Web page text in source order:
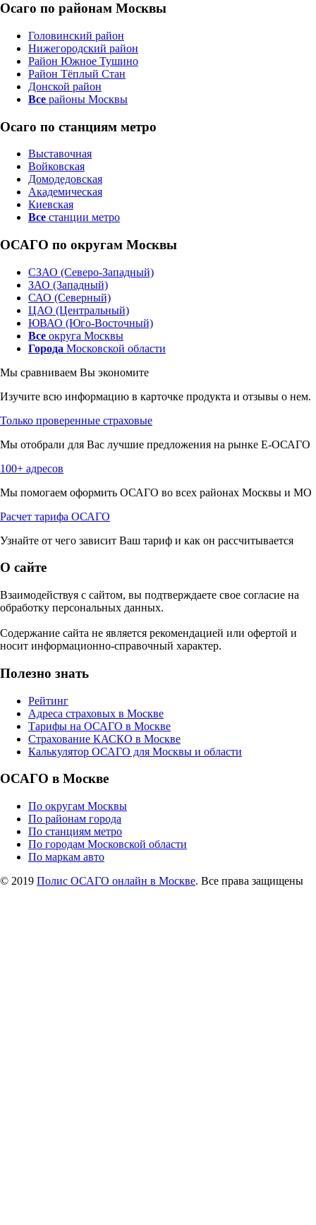
Осаго по районам Москвы
Головинский район
Нижегородский район
Район Южное Тушино
Район Тёплый Стан
Донской район
Все районы Москвы
Осаго по станциям метро
Выставочная
Войковская
Домодедовская
Академическая
Киевская
Все станции метро
ОСАГО по округам Москвы
СЗАО (Северо-Западный)
ЗАО (Западный)
САО (Северный)
ЦАО (Центральный)
ЮВАО (Юго-Восточный)
Все округа Москвы
Города Московской области
Мы сравниваем Вы экономите
Изучите всю информацию в карточке продукта и отзывы о нем.
Только проверенные страховые
Мы отобрали для Вас лучшие предложения на рынке Е-ОСАГО
100+ адресов
Мы помогаем оформить ОСАГО во всех районах Москвы и МО
Расчет тарифа ОСАГО
Узнайте от чего зависит Ваш тариф и как он рассчитывается
О сайте
Взаимодействуя с сайтом, вы подтверждаете свое согласие на
обработку персональных данных.
Содержание сайта не является рекомендацией или офертой и
носит информационно-справочный характер.
Полезно знать
Рейтинг
Адреса страховых в Москве
Тарифы на ОСАГО в Москве
Страхование КАСКО в Москве
Калькулятор ОСАГО для Москвы и области
ОСАГО в Москве
По округам Москвы
По районам города
По станциям метро
По городам Московской области
По маркам авто
© 2019 Полис ОСАГО онлайн в Москве. Все права защищены